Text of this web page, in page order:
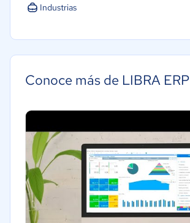
Pequeña: 10 a 49 trabajadores
Industrias
Alimentaria
Manufactura
Transporte y logística
Conoce más de LIBRA ERP